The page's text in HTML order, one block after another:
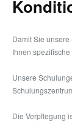
Damit Sie
Ihnen
Unsere
Die Verpflegung